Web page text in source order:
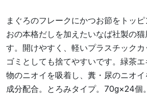
まぐろのフレークにかつお節をトッ
おの本格だしを加えたいなば社製の
す。開けやすく、軽いプラスチック
ゴミとしても捨てやすいです。緑茶
物のニオイを吸着し、糞・尿のニオ
成分配合。とろみタイプ。70g×24個。